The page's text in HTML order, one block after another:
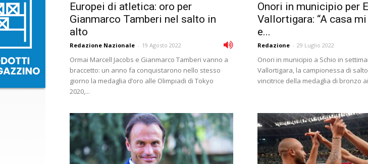
Europei di atletica: oro per
Gianmarco Tamberi nel salto in
alto
Redazione Nazionale - 19 Agosto 2022
Ormai Marcell Jacobs e Gianmarco Tamberi vanno a
braccetto: un anno fa conquistarono nello stesso
giorno la medaglia d’oro alle Olimpiadi di Tokyo
2020,...
Onori in municipio per
Vallortigara: “A casa
e...
Redazione - 29 Luglio 2022
Onori in municipio a Schio in
Vallortigara, la campionessa di
vincitrice della medaglia di bronzo